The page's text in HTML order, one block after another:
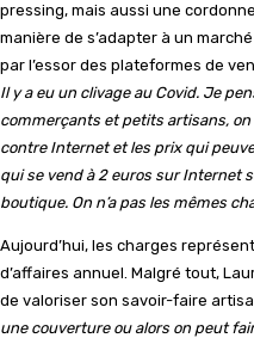
pressing, mais aussi une
manière de s’adapter à un
par l’essor des plateformes de
Il y a eu un clivage au Covid. Je
commerçants et petits artisans,
contre Internet et les prix qui
qui se vend à 2 euros sur Internet
boutique. On n’a pas les mêmes
Aujourd’hui, les charges
d’affaires annuel. Malgré tout,
de valoriser son savoir-faire
une couverture ou alors on peut